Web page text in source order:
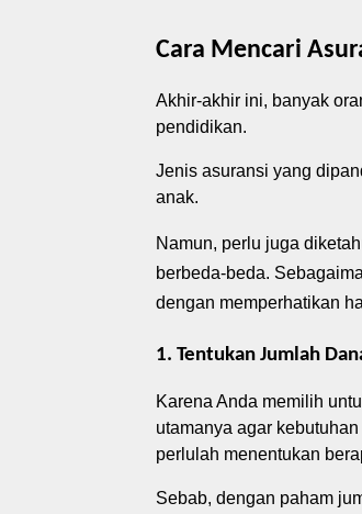
Cara Mencari
Akhir-akhir ini, banyak
pendidikan.
Jenis asuransi yang
anak.
Namun, perlu juga di
berbeda-beda. S
dengan memperhatikan
1. Tentukan Jumlah
Karena Anda memilih
utamanya agar
perlulah menentukan
Sebab, dengan paham